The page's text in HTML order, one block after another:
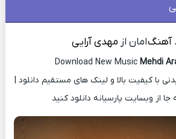
آهنگامان از مهدی آرایی
Download New Music Mehdi
با کیفیت بالا و لینک های مستقیم دانلود |
جا از وبسایت پارسیانه دانلود کنید